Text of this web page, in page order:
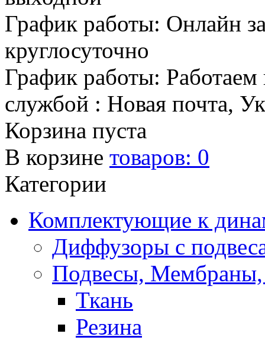
График работы: Онлайн
круглосуточно
График работы: Работаем
службой : Новая почта,
Корзина пуста
В корзине товаров: 0
Категории
Комплектующие к
Диффузоры с
Подвесы,
Ткань
Резина